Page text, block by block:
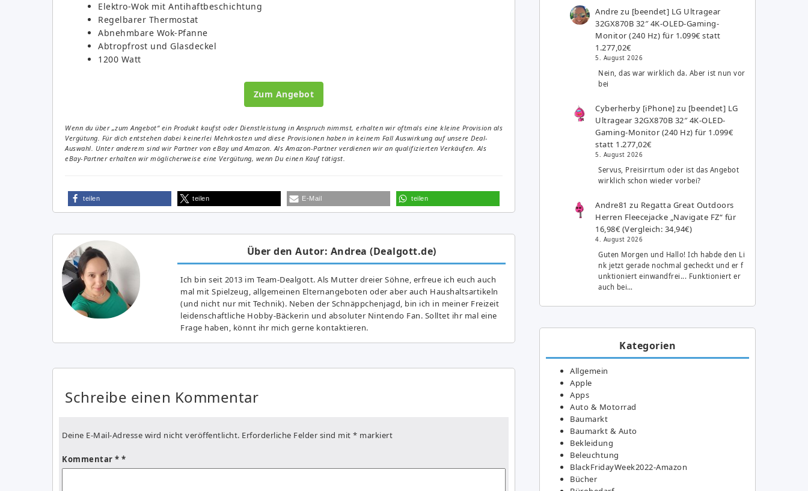
Elektro-Wok mit Antihaftbeschichtung
Regelbarer Thermostat
Abnehmbare Wok-Pfanne
Abtropfrost und Glasdeckel
1200 Watt
Zum Angebot
Wenn du über „zum Angebot“ ein Produkt kaufst oder Dienstleistung in Anspruch nimmst, erhalten wir oftmals eine kleine Provision als
Vergütung. Für dich entstehen dabei keinerlei Mehrkosten und diese Provisionen haben in keinem Fall Auswirkung auf unsere Deal-
Auswahl. Unter anderem sind wir Partner von eBay und Amazon. Als Amazon-Partner verdienen wir an qualifizierten Verkäufen. Als
eBay-Partner erhalten wir möglicherweise eine Vergütung, wenn Du einen Kauf tätigst.
teilen teilen E-Mail teilen
Über den Autor: Andrea (Dealgott.de)
Ich bin seit 2013 im Team-Dealgott. Als Mutter dreier Söhne, erfreue ich euch auch
mal mit Spielzeug, allgemeinen Elternangeboten oder aber auch Haushaltsartikeln
(und nicht nur mit Technik). Neben der Schnäppchenjagd, bin ich in meiner Freizeit
leidenschaftliche Hobby-Bäckerin und absoluter Nintendo Fan. Solltet ihr mal eine
Frage haben, könnt ihr mich gerne kontaktieren.
Schreibe einen Kommentar
Deine E-Mail-Adresse wird nicht veröffentlicht. Erforderliche Felder sind mit * markiert
Kommentar *
Andre zu [beendet] LG Ultragear
32GX870B 32″ 4K-OLED-Gaming-
Monitor (240 Hz) für 1.099€ statt
1.277,02€
5. August 2026
Nein, das war wirklich da. Aber ist nun vor
bei
Cyberherby [iPhone] zu [beendet] LG
Ultragear 32GX870B 32″ 4K-OLED-
Gaming-Monitor (240 Hz) für 1.099€
statt 1.277,02€
5. August 2026
Servus, Preisirrtum oder ist das Angebot
wirklich schon wieder vorbei?
Andre81 zu Regatta Great Outdoors
Herren Fleecejacke „Navigate FZ“ für
16,98€ (Vergleich: 34,94€)
4. August 2026
Guten Morgen und Hallo! Ich habde den Li
nk jetzt gerade nochmal gecheckt und er f
unktioniert einwandfrei... Funktioniert er
auch bei…
Kategorien
Allgemein
Apple
Apps
Auto & Motorrad
Baumarkt
Baumarkt & Auto
Bekleidung
Beleuchtung
BlackFridayWeek2022-Amazon
Bücher